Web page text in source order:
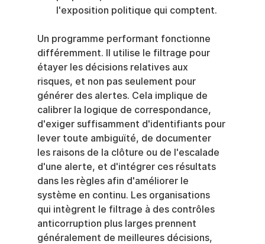
l'exposition politique qui comptent.
Un programme performant fonctionne
différemment. Il utilise le filtrage pour
étayer les décisions relatives aux
risques, et non pas seulement pour
générer des alertes. Cela implique de
calibrer la logique de correspondance,
d'exiger suffisamment d'identifiants pour
lever toute ambiguïté, de documenter
les raisons de la clôture ou de l'escalade
d'une alerte, et d'intégrer ces résultats
dans les règles afin d'améliorer le
système en continu. Les organisations
qui intègrent le filtrage à des contrôles
anticorruption plus larges prennent
généralement de meilleures décisions,